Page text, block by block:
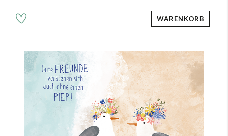
WARENKORB